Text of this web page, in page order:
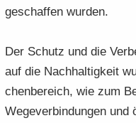
ge­schaf­fen wur­den.
Der Schutz und die
auf die Nach­hal­tig­keit
chen­be­reich, wie zum
We­ge­ver­bin­dun­gen